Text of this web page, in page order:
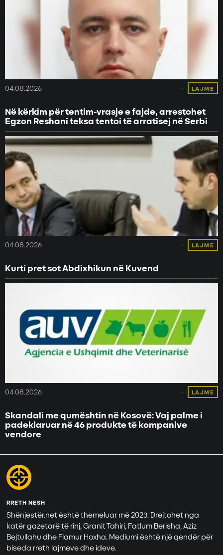
04.08.2026 LAJME
Në kërkim për tentim-vrasje e fajde, arrestohet
Egzon Reshani teksa tentoi të arratisej në Serbi
04.08.2026 LAJME
Kurti pret sot Abdixhikun në Kuvend
04.08.2026 LAJME
Skandali me qumështin në Kosovë: Vaj palme i
padeklaruar në 46 produkte të kompanive
vendore
RRETH NESH
Shënjestër.net është themeluar më 2023. Drejtohet nga
katër gazetarë të rinj, Granit Tahiri, Fatlum Berisha, Aziz
Bejtullahu dhe Flamur Hoxha. Mediumi është një qendër për
biseda rreth lajmeve dhe ideve.